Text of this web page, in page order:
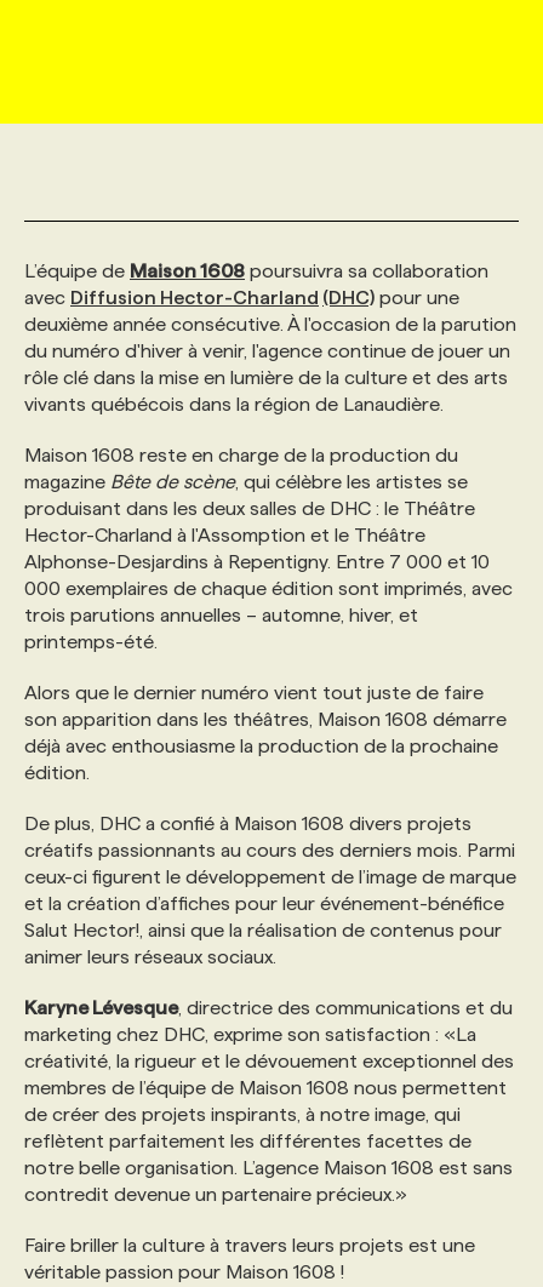
INITIATIVES NUMÉRIQUES
PRIX ET DISTINCTIONS
TENDANCES
MARKETING DURABLE
GEO/SEO
ÉVÉNEMENTIEL
NOS AUTEUR‧RICES
ANNONCEZ AVEC NOUS
PROFIL ENTREPRISE
FAQ
ANNONCEZ AVEC NOUS
PROFIL CANDIDAT
ANNONCEZ AVEC NOUS
NOS PARCOURS DE FORMATIONS
FORMATIONS PERSONNALISÉES
NOS FORMATEUR‧RICES
POURQUOI CHOISIR NOS FORMATIONS
NOS TARIFS
PROGRAMMES DE SUBVENTIONS
ANNONCEZ AVEC NOUS
SERVICE DE CHASSE DE TÊTE
NOS TARIFS
NOS EXPERTISES
FAQ
ANNONCEZ AVEC NOUS
L’équipe de Maison 1608 poursuivra sa collaboration
avec Diffusion Hector-Charland (DHC) pour une
deuxième année consécutive. À l'occasion de la parution
du numéro d'hiver à venir, l'agence continue de jouer un
rôle clé dans la mise en lumière de la culture et des arts
vivants québécois dans la région de Lanaudière.
Maison 1608 reste en charge de la production du
magazine Bête de scène, qui célèbre les artistes se
produisant dans les deux salles de DHC : le Théâtre
Hector-Charland à l'Assomption et le Théâtre
Alphonse-Desjardins à Repentigny. Entre 7 000 et 10
000 exemplaires de chaque édition sont imprimés, avec
trois parutions annuelles – automne, hiver, et
printemps-été.
Alors que le dernier numéro vient tout juste de faire
son apparition dans les théâtres, Maison 1608 démarre
déjà avec enthousiasme la production de la prochaine
édition.
De plus, DHC a confié à Maison 1608 divers projets
créatifs passionnants au cours des derniers mois. Parmi
ceux-ci figurent le développement de l’image de marque
et la création d’affiches pour leur événement-bénéfice
Salut Hector!, ainsi que la réalisation de contenus pour
animer leurs réseaux sociaux.
Karyne Lévesque, directrice des communications et du
marketing chez DHC, exprime son satisfaction : «La
créativité, la rigueur et le dévouement exceptionnel des
membres de l’équipe de Maison 1608 nous permettent
de créer des projets inspirants, à notre image, qui
reflètent parfaitement les différentes facettes de
notre belle organisation. L’agence Maison 1608 est sans
contredit devenue un partenaire précieux.»
Faire briller la culture à travers leurs projets est une
véritable passion pour Maison 1608 !